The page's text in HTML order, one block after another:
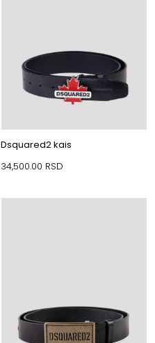
Dsquared2 kais
34,500.00 RSD